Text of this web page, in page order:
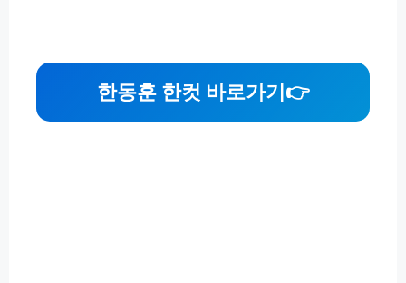
한동훈 한컷 바로가기👉